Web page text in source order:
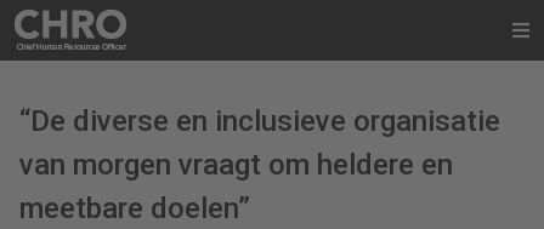
“De diverse en inclusieve organisatie
van morgen vraagt om heldere en
meetbare doelen”